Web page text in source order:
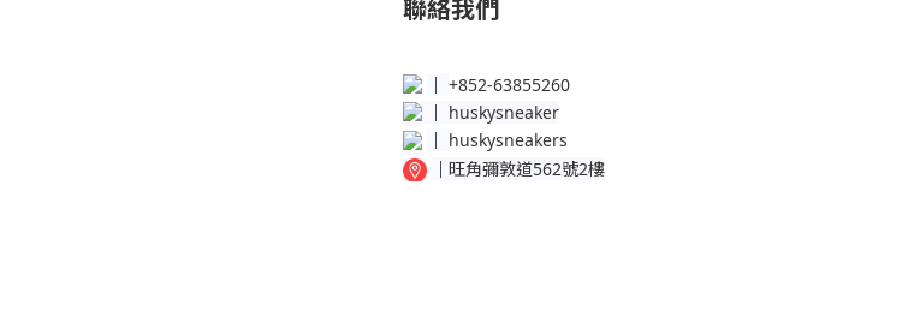
聯絡我們
│ +852-63855260
huskysneaker
huskysneakers
│ 旺角彌敦道562號2樓